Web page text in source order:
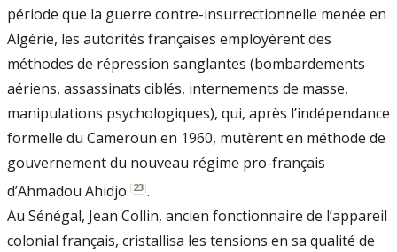
période que la guerre contre-insurrectionnelle menée en
Algérie, les autorités françaises employèrent des
méthodes de répression sanglantes (bombardements
aériens, assassinats ciblés, internements de masse,
manipulations psychologiques), qui, après l’indépendance
formelle du Cameroun en 1960, mutèrent en méthode de
gouvernement du nouveau régime pro-français
d’Ahmadou Ahidjo [23].
Au Sénégal, Jean Collin, ancien fonctionnaire de l’appareil
colonial français, cristallisa les tensions en sa qualité de